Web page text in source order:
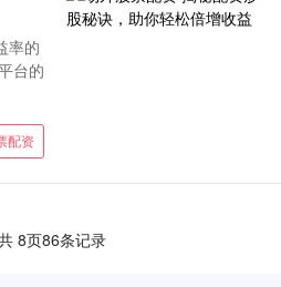
率的
台的
配资
8页86条记录